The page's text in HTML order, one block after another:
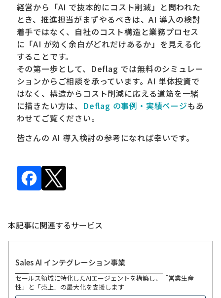
経営から「AI で抜本的にコスト削減」と問われた
とき、推進担当がまずやるべきは、AI 導入の検討
着手ではなく、自社のコスト構造と業務プロセス
に「AI が効く余白がどれだけあるか」を見える化
することです。
その第一歩として、Deflag では無料のシミュレー
ションからご相談を承っています。AI 単体投資で
はなく、構造からコスト削減に応える道筋を一緒
に描きたい方は、 Deflag の事例・実績ページもあ
わせてご覧ください。
皆さんの AI 導入検討の参考になれば幸いです。
本記事に関連するサービス
Sales AI インテグレーション事業
セールス領域に特化したAIエージェントを構築し、「営業生産
性」と「売上」の最大化を支援します